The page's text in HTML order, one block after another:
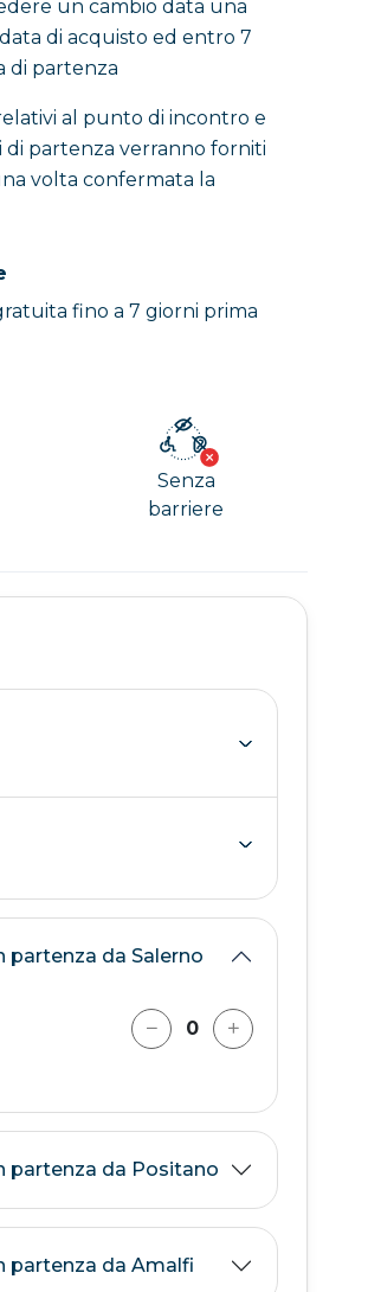
un cambio data una
di acquisto ed entro 7
di partenza
al punto di incontro e
di partenza verranno forniti
volta confermata la
fino a 7 giorni prima
Senza
barriere
partenza da Salerno
partenza da Positano
partenza da Amalfi